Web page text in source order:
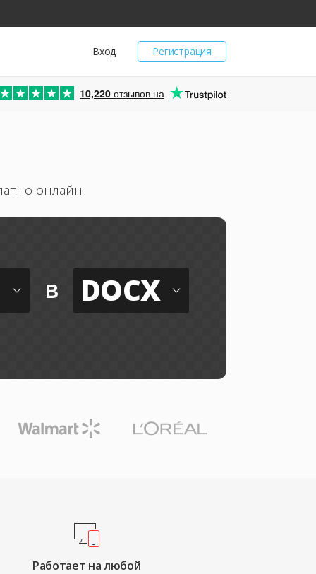
Регистрация
Вход
10,220 отзывов на
онлайн
в DOCX
Работает на любой